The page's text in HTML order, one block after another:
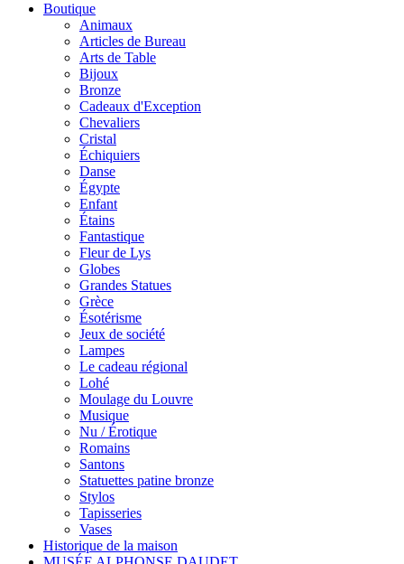
Boutique
Animaux
Articles de Bureau
Arts de Table
Bijoux
Bronze
Cadeaux d'Exception
Chevaliers
Cristal
Échiquiers
Danse
Égypte
Enfant
Étains
Fantastique
Fleur de Lys
Globes
Grandes Statues
Grèce
Ésotérisme
Jeux de société
Lampes
Le cadeau régional
Lohé
Moulage du Louvre
Musique
Nu / Érotique
Romains
Santons
Statuettes patine bronze
Stylos
Tapisseries
Vases
Historique de la maison